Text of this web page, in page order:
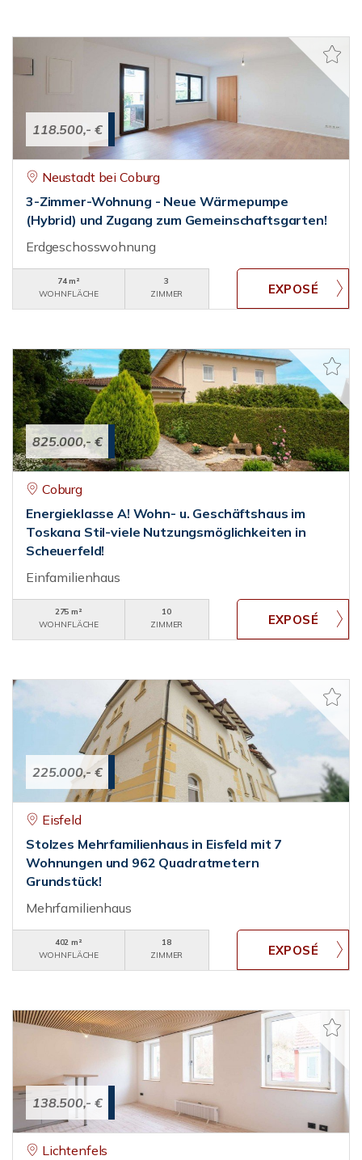
118.500,- €
Neustadt bei Coburg
3-Zimmer-Wohnung - Neue Wärmepumpe
(Hybrid) und Zugang zum Gemeinschaftsgarten!
Erdgeschosswohnung
74 m²
WOHNFLÄCHE
3
ZIMMER
825.000,- €
Coburg
Energieklasse A! Wohn- u. Geschäftshaus im
Toskana Stil-viele Nutzungsmöglichkeiten in
Scheuerfeld!
Einfamilienhaus
275 m²
WOHNFLÄCHE
10
ZIMMER
225.000,- €
Eisfeld
Stolzes Mehrfamilienhaus in Eisfeld mit 7
Wohnungen und 962 Quadratmetern
Grundstück!
Mehrfamilienhaus
402 m²
WOHNFLÄCHE
18
ZIMMER
138.500,- €
Lichtenfels